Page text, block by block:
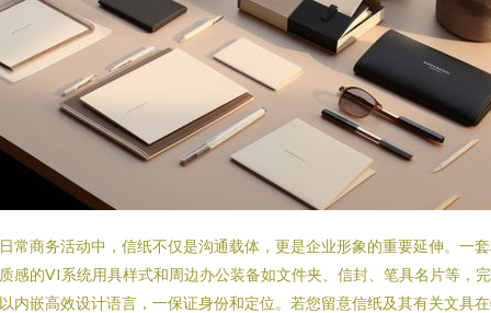
常商务活动中，信纸不仅是沟通载体，更是企业形象的重要延伸。一
感的VI系统用具样式和周边办公装备如文件夹、信封、笔具名片等，
内嵌高效设计语言，一保证身份和定位。若您留意信纸及其有关文具